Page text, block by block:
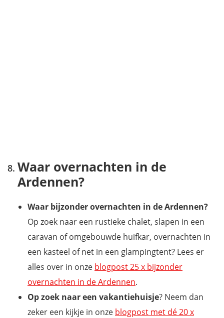
Waar overnachten in de
Ardennen?
Waar bijzonder overnachten in de Ardennen?
Op zoek naar een rustieke chalet, slapen in een
caravan of omgebouwde huifkar, overnachten in
een kasteel of net in een glampingtent? Lees er
alles over in onze blogpost 25 x bijzonder
overnachten in de Ardennen.
Op zoek naar een vakantiehuisje? Neem dan
zeker een kijkje in onze blogpost met dé 20 x